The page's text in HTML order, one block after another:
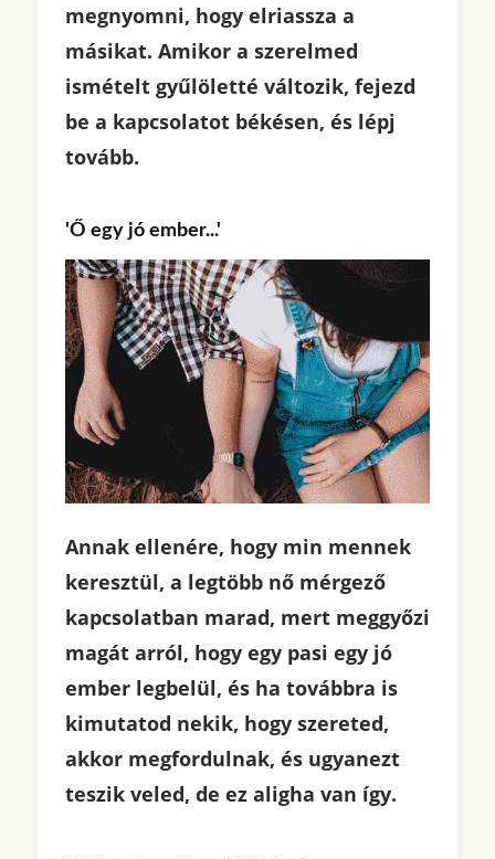
megnyomni, hogy elriassza a
másikat. Amikor a szerelmed
ismételt gyűlöletté változik, fejezd
be a kapcsolatot békésen, és lépj
tovább.
'Ő egy jó ember...'
Annak ellenére, hogy min mennek
keresztül, a legtöbb nő mérgező
kapcsolatban marad, mert meggyőzi
magát arról, hogy egy pasi egy jó
ember legbelül, és ha továbbra is
kimutatod nekik, hogy szereted,
akkor megfordulnak, és ugyanezt
teszik veled, de ez aligha van így.